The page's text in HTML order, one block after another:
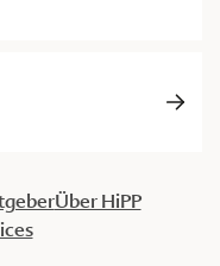
Über HiPP